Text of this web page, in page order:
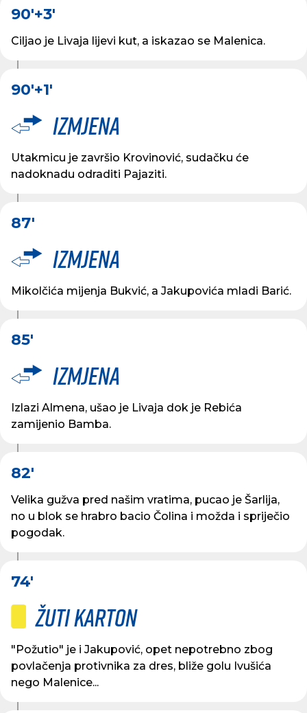
90'+3'
Ciljao je Livaja lijevi kut, a iskazao se Malenica.
90'+1'
Izmjena
Utakmicu je završio Krovinović, sudačku će
nadoknadu odraditi Pajaziti.
87'
Izmjena
Mikolčića mijenja Bukvić, a Jakupovića mladi Barić.
85'
Izmjena
Izlazi Almena, ušao je Livaja dok je Rebića
zamijenio Bamba.
82'
Velika gužva pred našim vratima, pucao je Šarlija,
no u blok se hrabro bacio Čolina i možda i spriječio
pogodak.
74'
Žuti karton
"Požutio" je i Jakupović, opet nepotrebno zbog
povlačenja protivnika za dres, bliže golu Ivušića
nego Malenice...